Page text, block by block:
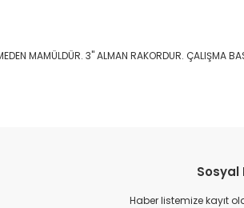
MAMÜLDÜR. 3" ALMAN RAKORDUR. ÇALIŞMA
Sosyal
Haber listemize kayıt